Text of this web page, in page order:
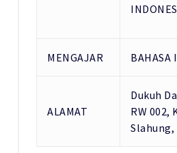
MENGAJAR BAHASA
ALAMAT
Dukuh
RW 002,
Slahung,